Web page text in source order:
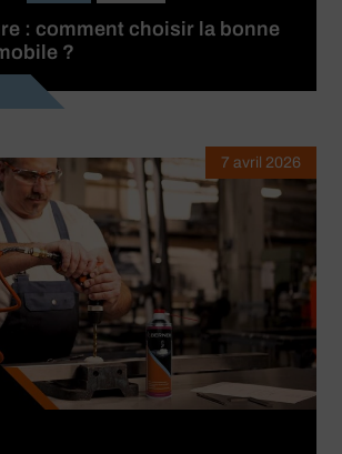
: comment choisir la bonne
?
7 avril 2026